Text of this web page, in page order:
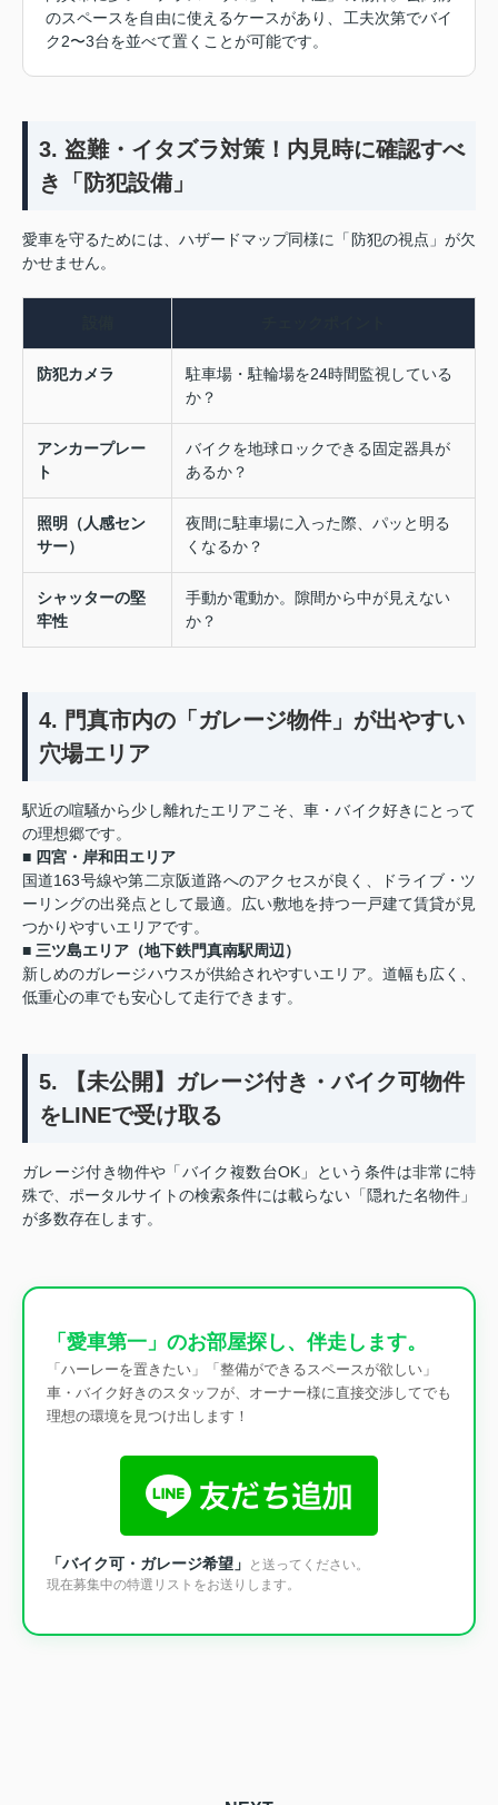
のスペースを自由に使えるケースがあり、工夫次第でバイ
ク2〜3台を並べて置くことが可能です。
3. 盗難・イタズラ対策！内見時に確認すべ
き「防犯設備」
愛車を守るためには、ハザードマップ同様に「防犯の視点」が欠
かせません。
防犯カメラ
駐車場・駐輪場を24時間監視している
か？
アンカープレー
ト
バイクを地球ロックできる固定器具が
あるか？
照明（人感セン
サー）
夜間に駐車場に入った際、パッと明る
くなるか？
シャッターの堅
牢性
手動か電動か。隙間から中が見えない
か？
4. 門真市内の「ガレージ物件」が出やすい
穴場エリア
駅近の喧騒から少し離れたエリアこそ、車・バイク好きにとって
の理想郷です。
■ 四宮・岸和田エリア
国道163号線や第二京阪道路へのアクセスが良く、ドライブ・ツ
ーリングの出発点として最適。広い敷地を持つ一戸建て賃貸が見
つかりやすいエリアです。
■ 三ツ島エリア（地下鉄門真南駅周辺）
新しめのガレージハウスが供給されやすいエリア。道幅も広く、
低重心の車でも安心して走行できます。
5. 【未公開】ガレージ付き・バイク可物件
をLINEで受け取る
ガレージ付き物件や「バイク複数台OK」という条件は非常に特
殊で、ポータルサイトの検索条件には載らない「隠れた名物件」
が多数存在します。
「愛車第一」のお部屋探し、伴走します。
「ハーレーを置きたい」「整備ができるスペースが欲しい」
車・バイク好きのスタッフが、オーナー様に直接交渉してでも
理想の環境を見つけ出します！
「バイク可・ガレージ希望」
と送ってください。
現在募集中の特選リストをお送りします。